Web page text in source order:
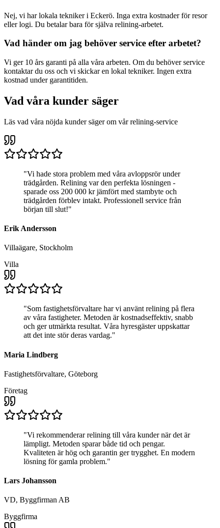
Nej, vi har lokala tekniker i Eckerö. Inga extra kostnader för resor
eller logi. Du betalar bara för själva relining-arbetet.
Vad händer om jag behöver service efter arbetet?
Vi ger 10 års garanti på alla våra arbeten. Om du behöver service
kontaktar du oss och vi skickar en lokal tekniker. Ingen extra
kostnad under garantitiden.
Vad våra kunder säger
Läs vad våra nöjda kunder säger om vår relining-service
"Vi hade stora problem med våra avloppsrör under
trädgården. Relining var den perfekta lösningen -
sparade oss 200 000 kr jämfört med stambyte och
trädgården förblev intakt. Professionell service från
början till slut!"
Erik Andersson
Villaägare, Stockholm
Villa
"Som fastighetsförvaltare har vi använt relining på flera
av våra fastigheter. Metoden är kostnadseffektiv, snabb
och ger utmärkta resultat. Våra hyresgäster uppskattar
att det inte stör deras vardag."
Maria Lindberg
Fastighetsförvaltare, Göteborg
Företag
"Vi rekommenderar relining till våra kunder när det är
lämpligt. Metoden sparar både tid och pengar.
Kvaliteten är hög och garantin ger trygghet. En modern
lösning för gamla problem."
Lars Johansson
VD, Byggfirman AB
Byggfirma